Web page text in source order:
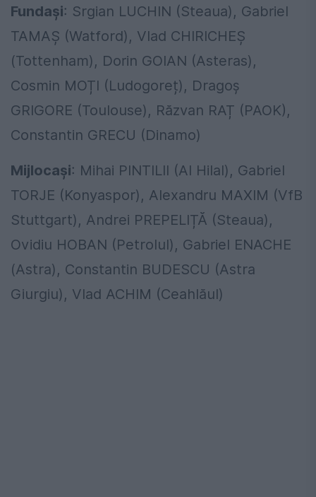
Fundași: Srgian LUCHIN (Steaua), Gabriel
TAMAȘ (Watford), Vlad CHIRICHEȘ
(Tottenham), Dorin GOIAN (Asteras),
Cosmin MOȚI (Ludogoreț), Dragoș
GRIGORE (Toulouse), Răzvan RAȚ (PAOK),
Constantin GRECU (Dinamo)
Mijlocași: Mihai PINTILII (Al Hilal), Gabriel
TORJE (Konyaspor), Alexandru MAXIM (VfB
Stuttgart), Andrei PREPELIȚĂ (Steaua),
Ovidiu HOBAN (Petrolul), Gabriel ENACHE
(Astra), Constantin BUDESCU (Astra
Giurgiu), Vlad ACHIM (Ceahlăul)